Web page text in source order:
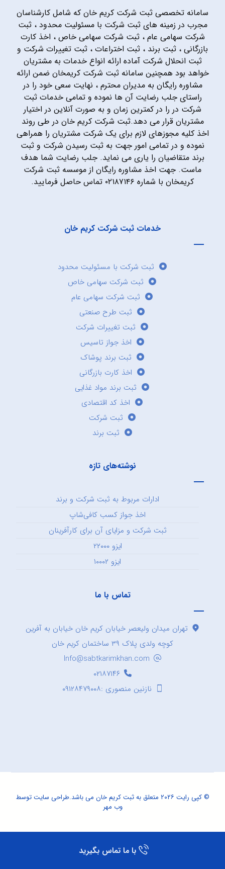
سامانه تخصصی ثبت شرکت کریم خان که شامل کارشناسان
مجرب در زمینه های ثبت شرکت با مسئولیت محدود ، ثبت
شرکت سهامی عام ، ثبت شرکت سهامی خاص ، اخذ کارت
بازرگانی ، ثبت برند ، ثبت اختراعات ، ثبت تغییرات شرکت و
ثبت انحلال شرکت آماده ارائه انواع خدمات به مشتریان
خواهد بود همچنین سامانه ثبت شرکت کریمخان ضمن ارائه
مشاوره رایگان به مدیران محترم ، نهایت سعی خود را در
راستای جلب رضایت آن ها نموده و تمامی خدمات ثبت
شرکت در را در کمترین زمان و به صورت آنلاین در اختیار
مشتریان قرار می دهد.ثبت شرکت کریم خان در طی روند
اخذ کلیه مجوزهای لازم برای یک شرکت مشتریان را همراهی
نموده و در تمامی امور جهت به ثبت رسیدن شرکت و ثبت
برند متقاضیان را یاری می نماید. جلب رضایت شما هدف
ماست. جهت اخذ مشاوره رایگان از موسسه ثبت شرکت
کریمخان با شماره ۰۲۱۸۷۱۴۶ تماس حاصل فرمایید.
خدمات ثبت شرکت کریم خان
ثبت شرکت با مسئولیت محدود
ثبت شرکت سهامی خاص
ثبت شرکت سهامی عام
ثبت طرح صنعتی
ثبت تغییرات شرکت
اخذ جواز تاسیس
ثبت برند پوشاک
اخذ کارت بازرگانی
ثبت برند مواد غذایی
اخذ کد اقتصادی
ثبت شرکت
ثبت برند
نوشته‌های تازه
ادارات مربوط به ثبت شرکت و برند
اخذ جواز کسب کافی‌شاپ
ثبت شرکت و مزایای آن برای کارآفرینان
ایزو ۲۲۰۰۰
ایزو ۱۰۰۰۲
تماس با ما
تهران میدان ولیعصر خیابان کریم خان خیابان به آفرین
کوچه ولدی پلاک ۳۹ ساختمان کریم خان
Info@sabtkarimkhan.com
۰۲۱۸۷۱۴۶
نازنین منصوری :۰۹۱۲۸۴۷۹۰۰۸
© کپی رایت ۲۰۲۶ متعلق به ثبت کریم خان می باشد. طراحی سایتتوسط
وب مهر
با ما تماس بگیرید